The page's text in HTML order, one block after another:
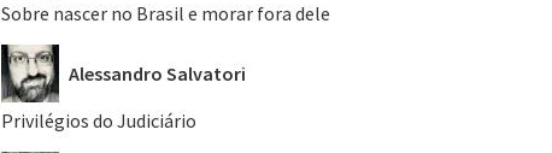
Sobre nascer no Brasil e morar fora dele
Alessandro Salvatori
Privilégios do Judiciário